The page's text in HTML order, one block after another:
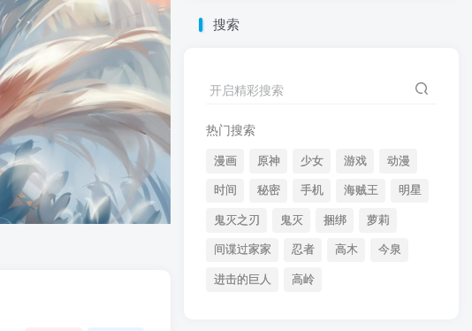
搜索
开启精彩搜索
热门搜索
漫画 原神 少女 游戏 动漫
时间 秘密 手机 海贼王 明星
鬼灭之刃 鬼灭 捆绑 萝莉
间谍过家家 忍者 高木 今泉
进击的巨人 高岭
做人一定要自信，毕竟你是唯一一个，相